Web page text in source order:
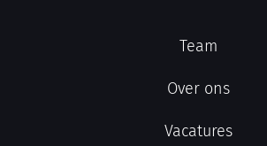
Team
Over ons
Vacatures